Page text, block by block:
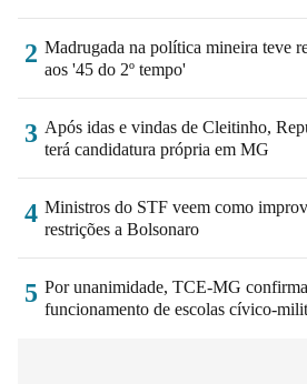
2 Madrugada na política mineira teve
aos '45 do 2º tempo'
3 Após idas e vindas de Cleitinho,
terá candidatura própria em MG
4 Ministros do STF veem como
restrições a Bolsonaro
5 Por unanimidade, TCE-MG
funcionamento de escolas cívico-